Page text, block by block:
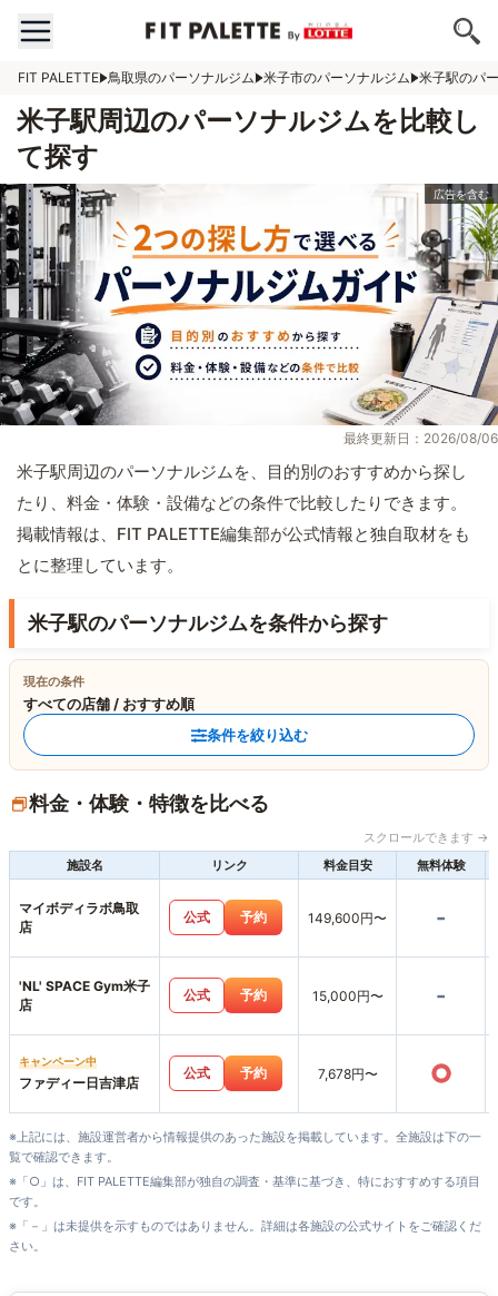
FIT PALETTE 鳥取県のパーソナルジム 米子市のパーソナルジム 米子駅のパ
米子駅周辺のパーソナルジムを比較し
て探す
最終更新日：2026/08/06
米子駅周辺のパーソナルジムを、目的別のおすすめから探し
たり、料金・体験・設備などの条件で比較したりできます。
掲載情報は、FIT PALETTE編集部が公式情報と独自取材をも
とに整理しています。
米子駅のパーソナルジムを条件から探す
現在の条件
すべての店舗 / おすすめ順
条件を絞り込む
料金・体験・特徴を比べる
スクロールできます →
施設名
リンク 料金目安 無料体験
マイボディラボ鳥取
店
公式 予約 149,600円〜 -
'NL' SPACE Gym米子
店
公式 予約 15,000円〜 -
キャンペーン中
ファディー日吉津店
公式 予約 7,678円〜 ○
※上記には、施設運営者から情報提供のあった施設を掲載しています。全施設は下の一
覧で確認できます。
※「○」は、FIT PALETTE編集部が独自の調査・基準に基づき、特におすすめする項目
です。
※「－」は未提供を示すものではありません。詳細は各施設の公式サイトをご確認くだ
さい。